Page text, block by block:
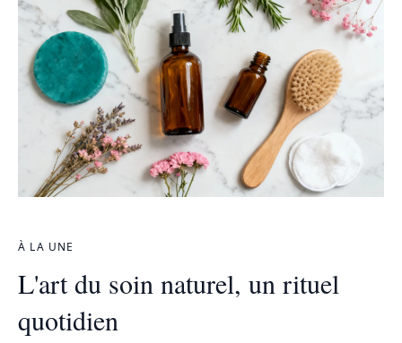
À LA UNE
L'art du soin naturel, un rituel
quotidien